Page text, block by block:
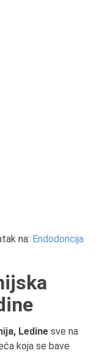
na: Endodoncija
Ledine sve na
koja se bave